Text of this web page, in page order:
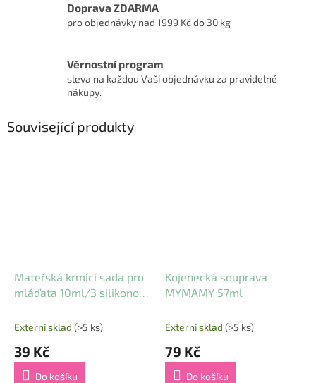
Doprava ZDARMA
pro objednávky nad 1999 Kč do 30 kg
Věrnostní program
sleva na každou Vaši objednávku za pravidelné
nákupy.
Související produkty
Mateřská krmící sada pro
mláďata 10ml/3 silikonové
Externí sklad (>5 ks)
39 Kč
Do košíku
Kojenecká souprava
MYMAMY 57ml
Externí sklad (>5 ks)
79 Kč
Do košíku